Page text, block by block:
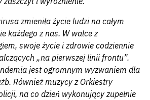
zmieniła życie ludzi na całym
każdego z nas. W walce z
swoje życie i zdrowie codziennie
„na pierwszej linii frontu”.
jest ogromnym wyzwaniem dla
Również muzycy z Orkiestry
na co dzień wykonujący zupełnie